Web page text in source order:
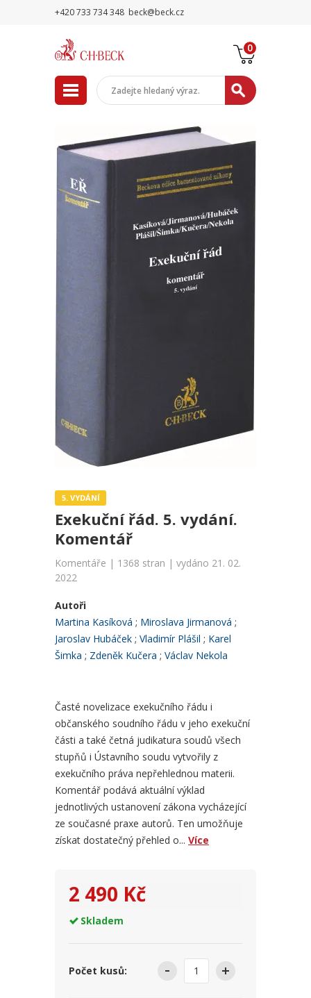
+420 733 734 348 beck@beck.cz
0
5. VYDÁNÍ
Exekuční řád. 5. vydání.
Komentář
Komentáře | 1368 stran | vydáno 21. 02.
2022
Autoři
Martina Kasíková
Miroslava Jirmanová
Jaroslav Hubáček Vladimír Plášil
Karel
Šimka
Zdeněk Kučera Václav Nekola
Časté novelizace exekučního řádu i
občanského soudního řádu v jeho exekuční
části a také četná judikatura soudů všech
stupňů i Ústavního soudu vytvořily z
exekučního práva nepřehlednou materii.
Komentář podává aktuální výklad
jednotlivých ustanovení zákona vycházející
ze současné praxe autorů. Ten umožňuje
získat dostatečný přehled o... Více
2 490 Kč
Skladem
Počet kusů: